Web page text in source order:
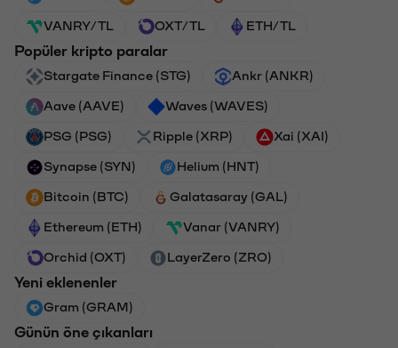
VANRY/TL OXT/TL ETH/TL
Popüler kripto paralar
Stargate Finance (STG) Ankr (ANKR)
Aave (AAVE) Waves (WAVES)
PSG (PSG) Ripple (XRP) Xai (XAI)
Synapse (SYN) Helium (HNT)
Bitcoin (BTC) Galatasaray (GAL)
Ethereum (ETH) Vanar (VANRY)
Orchid (OXT) LayerZero (ZRO)
Yeni eklenenler
Gram (GRAM)
Günün öne çıkanları